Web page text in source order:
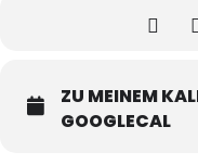
ZU MEINEM
GOOGLECAL